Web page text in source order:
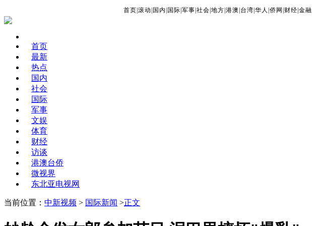
首页 滚动 国内 国际 军事 社会 地方 港澳 台湾 华人 侨网 财经 金融
首页
最新
热点
国内
社会
国际
军事
文娱
体育
财经
访谈
港澳台侨
微视界
东北亚电视网
当前位置： 中新视频 > 国际新闻 >正文